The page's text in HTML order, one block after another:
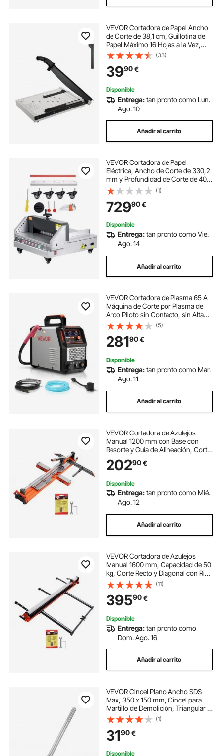
VEVOR Cortadora de Papel Ancho
de Corte de 38,1 cm, Guillotina de
Papel Máximo 16 Hojas a la Vez,
Cizalla Cortadora con Dispositivo
de Seguridad Corte Preciso para
Oficina, Imprenta, Estudio Escolar
(33)
3990€
Disponible
Entrega:tan pronto como Lun.
Ago. 10
Añadir al carrito
VEVOR Cortadora de Papel
Eléctrica, Ancho de Corte de 330,2
mm y Profundidad de Corte de 40
mm Cortadora de Papel de
Escritorio con Control por Botones
para Hogares, Oficinas, Escuelas e
Imprentas
(1)
72990€
Disponible
Entrega:tan pronto como Vie.
Ago. 14
Añadir al carrito
VEVOR Cortadora de Plasma 65 A
Máquina de Corte por Plasma de
Arco Piloto sin Contacto, sin Alta
Frecuencia, con Función 2T/4T y
Tiempo de PT Ajustable, Pantalla
Digital, Inversor IGBT para Garaje
(5)
28190€
Disponible
Entrega:tan pronto como Mar.
Ago. 11
Añadir al carrito
VEVOR Cortadora de Azulejos
Manual 1200 mm con Base con
Resorte y Guía de Alineación, Corte
Recto y Diagonal, Ruedas de Corte
8 y 22 mm, Acero al Carbono para
Obras
20290€
Disponible
Entrega:tan pronto como Mié.
Ago. 12
Añadir al carrito
VEVOR Cortadora de Azulejos
Manual 1600 mm, Capacidad de 50
kg, Corte Recto y Diagonal con Riel
de Aluminio, Guía de Alineación, 2
Ruedas de Corte 8 y 22 mm para
Cerámica Pared Suelo Obras
Baldosas
(11)
39590€
Disponible
Entrega:tan pronto como
Dom. Ago. 16
Añadir al carrito
VEVOR Cincel Plano Ancho SDS
Max, 350 x 150 mm, Cincel para
Martillo de Demolición, Triangular y
Afilado, Raspador de Suelos para
Eliminación de Azulejos Baldosas
Adhesivos Superficies de Paredes
(1)
3190€
Disponible